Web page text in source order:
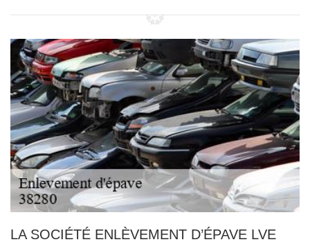
LA SOCIÉTÉ ENLÈVEMENT D’ÉPAVE LVE